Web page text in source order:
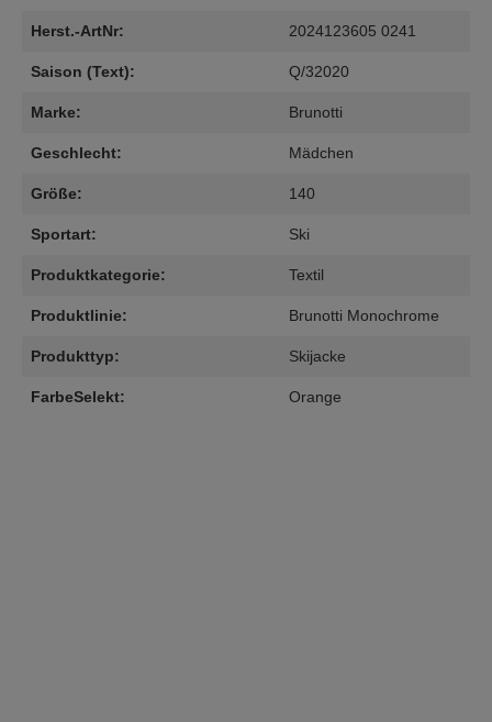
Herst.-ArtNr: 2024123605 0241
Saison (Text): Q/32020
Marke: Brunotti
Geschlecht: Mädchen
Größe: 140
Sportart: Ski
Produktkategorie: Textil
Produktlinie: Brunotti Monochrome
Produkttyp: Skijacke
FarbeSelekt: Orange